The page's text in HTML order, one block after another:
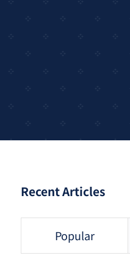
Recent Articles
Popular